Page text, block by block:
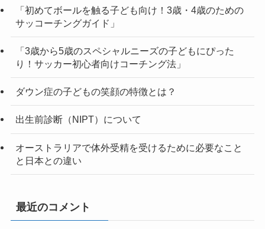
「初めてボールを触る子ども向け！3歳・4歳のための
サッコーチングガイド」
「3歳から5歳のスペシャルニーズの子どもにぴった
り！サッカー初心者向けコーチング法」
ダウン症の子どもの笑顔の特徴とは？
出生前診断（NIPT）について
オーストラリアで体外受精を受けるために必要なこと
と日本との違い
最近のコメント